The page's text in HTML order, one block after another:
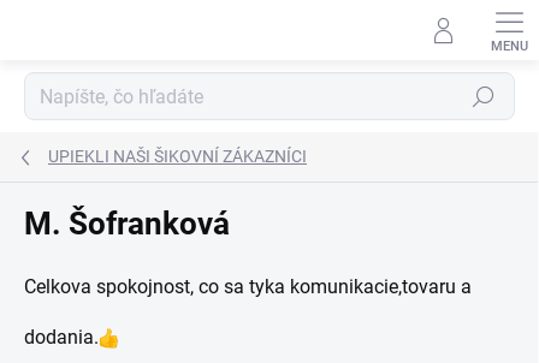
Hľadať
UPIEKLI NAŠI ŠIKOVNÍ ZÁKAZNÍCI
M. Šofranková
Celkova spokojnost, co sa tyka komunikacie,tovaru a
dodania.